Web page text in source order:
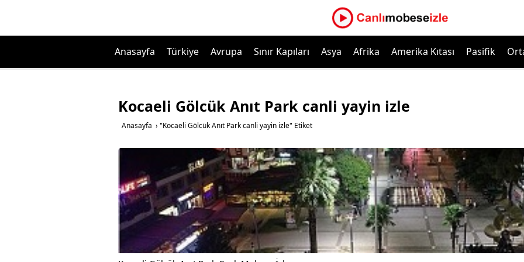
Anasayfa Türkiye Avrupa Sınır Kapıları Asya Afrika Amerika Kıtası Pasifik
Kocaeli Gölcük Anıt Park canli yayin izle
Anasayfa › "Kocaeli Gölcük Anıt Park canli yayin izle" Etiket